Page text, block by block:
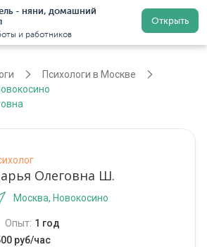
- няни, домашний
и работников
Открыть
Регистрация
Психологи в Москве
Олеговна Ш.
Москва, Новокосино
Опыт: 1 год
руб/час